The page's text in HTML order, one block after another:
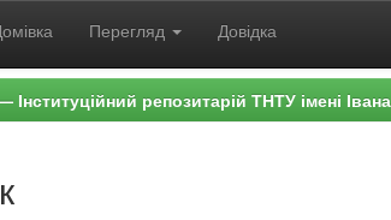
Перегляд Довідка
Інституційний репозитарій ТНТУ імені